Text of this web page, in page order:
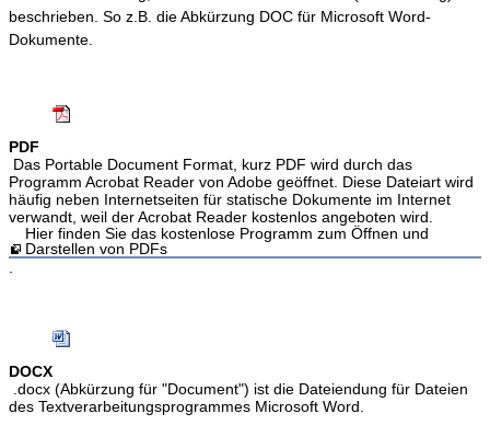
beschrieben. So z.B. die Abkürzung DOC für Microsoft Word-
Dokumente.
PDF
Das Portable Document Format, kurz PDF wird durch das
Programm Acrobat Reader von Adobe geöffnet. Diese Dateiart wird
häufig neben Internetseiten für statische Dokumente im Internet
verwandt, weil der Acrobat Reader kostenlos angeboten wird.
Hier finden Sie das kostenlose Programm zum Öffnen und
Darstellen von PDFs
.
DOCX
.docx (Abkürzung für "Document") ist die Dateiendung für Dateien
des Textverarbeitungsprogrammes Microsoft Word.